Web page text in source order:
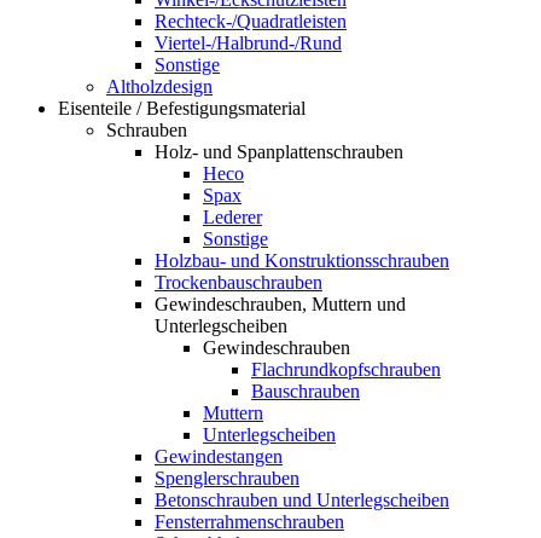
Rechteck-/Quadratleisten
Viertel-/Halbrund-/Rund
Sonstige
Altholzdesign
Eisenteile / Befestigungsmaterial
Schrauben
Holz- und Spanplattenschrauben
Heco
Spax
Lederer
Sonstige
Holzbau- und Konstruktionsschrauben
Trockenbauschrauben
Gewindeschrauben, Muttern und
Unterlegscheiben
Gewindeschrauben
Flachrundkopfschrauben
Bauschrauben
Muttern
Unterlegscheiben
Gewindestangen
Spenglerschrauben
Betonschrauben und Unterlegscheiben
Fensterrahmenschrauben